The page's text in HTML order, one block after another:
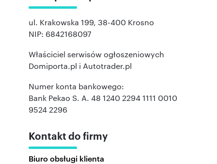
ul. Krakowska 199, 38-400 Krosno
NIP: 6842168097
Właściciel serwisów ogłoszeniowych
Domiporta.pl i Autotrader.pl
Numer konta bankowego:
Bank Pekao S. A. 48 1240 2294 1111 0010
9524 2296
Kontakt do firmy
Biuro obsługi klienta